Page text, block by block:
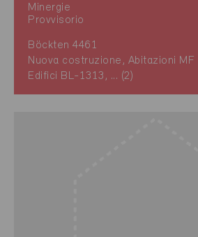
Minergie
Provvisorio
Böckten 4461
Nuova costruzione, Abitazioni MF
Edifici BL-1313, ... (2)